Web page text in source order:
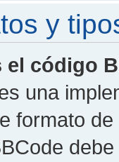
y
el código
una
formato